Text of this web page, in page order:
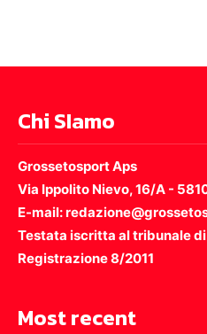
Chi SIamo
Grossetosport Aps
Via Ippolito Nievo, 16/A -
E-mail:
Testata iscritta al tribunale
Registrazione 8/2011
Most recent